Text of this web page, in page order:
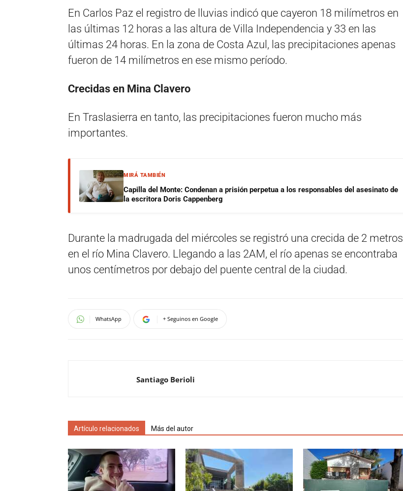
En Carlos Paz el registro de lluvias indicó que cayeron 18 milímetros en
las últimas 12 horas a las altura de Villa Independencia y 33 en las
últimas 24 horas. En la zona de Costa Azul, las precipitaciones apenas
fueron de 14 milímetros en ese mismo período.
Crecidas en Mina Clavero
En Traslasierra en tanto, las precipitaciones fueron mucho más
importantes.
MIRÁ TAMBIÉN
Capilla del Monte: Condenan a prisión perpetua a los responsables del asesinato de
la escritora Doris Cappenberg
Durante la madrugada del miércoles se registró una crecida de 2 metros
en el río Mina Clavero. Llegando a las 2AM, el río apenas se encontraba
unos centímetros por debajo del puente central de la ciudad.
WhatsApp + Seguinos en Google
Santiago Berioli
Artículo relacionados Más del autor